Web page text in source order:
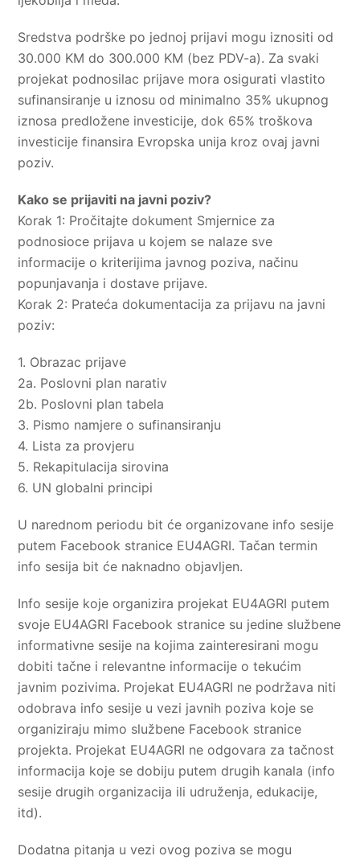
Sredstva podrške po jednoj prijavi mogu iznositi od
30.000 KM do 300.000 KM (bez PDV-a). Za svaki
projekat podnosilac prijave mora osigurati vlastito
sufinansiranje u iznosu od minimalno 35% ukupnog
iznosa predložene investicije, dok 65% troškova
investicije finansira Evropska unija kroz ovaj javni
poziv.
Kako se prijaviti na javni poziv?
Korak 1: Pročitajte dokument Smjernice za
podnosioce prijava u kojem se nalaze sve
informacije o kriterijima javnog poziva, načinu
popunjavanja i dostave prijave.
Korak 2: Prateća dokumentacija za prijavu na javni
poziv:
1. Obrazac prijave
2a. Poslovni plan narativ
2b. Poslovni plan tabela
3. Pismo namjere o sufinansiranju
4. Lista za provjeru
5. Rekapitulacija sirovina
6. UN globalni principi
U narednom periodu bit će organizovane info sesije
putem Facebook stranice EU4AGRI. Tačan termin
info sesija bit će naknadno objavljen.
Info sesije koje organizira projekat EU4AGRI putem
svoje EU4AGRI Facebook stranice su jedine službene
informativne sesije na kojima zainteresirani mogu
dobiti tačne i relevantne informacije o tekućim
javnim pozivima. Projekat EU4AGRI ne podržava niti
odobrava info sesije u vezi javnih poziva koje se
organiziraju mimo službene Facebook stranice
projekta. Projekat EU4AGRI ne odgovara za tačnost
informacija koje se dobiju putem drugih kanala (info
sesije drugih organizacija ili udruženja, edukacije,
itd).
Dodatna pitanja u vezi ovog poziva se mogu